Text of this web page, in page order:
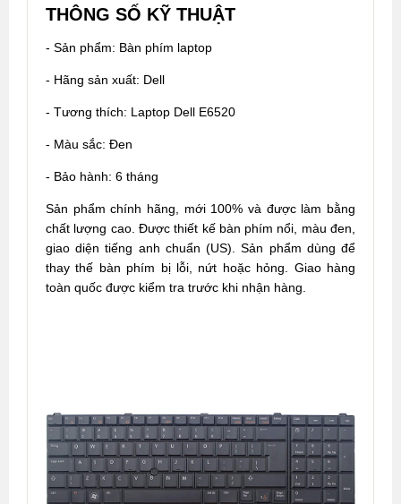
THÔNG SỐ KỸ THUẬT
- Sản phẩm: Bàn phím laptop
- Hãng sản xuất: Dell
- Tương thích: Laptop Dell E6520
- Màu sắc: Đen
- Bảo hành: 6 tháng
Sản phẩm chính hãng, mới 100% và được làm bằng
chất lượng cao. Được thiết kế bàn phím nổi, màu đen,
giao diện tiếng anh chuẩn (US). Sản phẩm dùng để
thay thế bàn phím bị lỗi, nứt hoặc hỏng. Giao hàng
toàn quốc được kiểm tra trước khi nhận hàng.